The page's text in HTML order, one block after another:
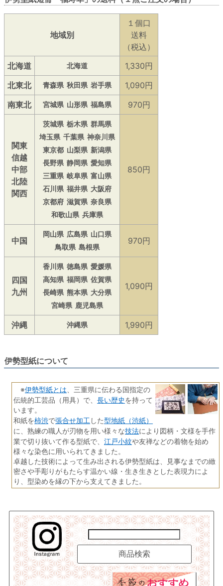
地域別
１個口
送料
（税込）
北海道
北海道
1,330円
北東北
青森県 秋田県 岩手県
1,090円
南東北
宮城県 山形県 福島県 970円
関東
信越
中部
北陸
関西
茨城県 栃木県 群馬県
埼玉県 千葉県 神奈川県
東京都 山梨県 新潟県
長野県 静岡県 愛知県
三重県 岐阜県 富山県
石川県 福井県 大阪府
京都府 滋賀県 奈良県
和歌山県 兵庫県
850円
中国
岡山県 広島県 山口県
鳥取県 島根県
970円
四国
九州
香川県 徳島県 愛媛県
高知県 福岡県 佐賀県
長崎県 熊本県 大分県
宮崎県 鹿児島県
1,090円
沖縄 沖縄県 1,990円
伊勢型紙について
※伊勢型紙とは 、三重県に伝わる国指定の
伝統的工芸品（用具）で、 長い歴史を持って
います。
和紙を柿渋で張合せ加工 した型地紙（渋紙）
に、熟練の職人が刃物を用い様々な技法により図柄・文様を手作
業で切り抜いて作る型紙で、 江戸小紋や友禅などの着物を始め
様々な染色に用いられてきました。
卓越した技術によって生み出される伊勢型紙は、見事なまでの緻
密さや手彫りがもたらす温かい線・生き生きとした表現力によ
り、型染めを縁の下から支えてきました。